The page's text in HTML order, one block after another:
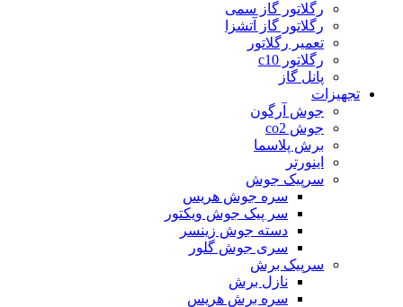
رگلاتور گاز سمی
رگلاتور گاز آتشزا
تعمیر رگلاتور
رگلاتور c10
پانل گاز
تجهیزات
جوش آرگون
جوش co2
برش پلاسما
اینورتر
سرپیک جوش
سره جوش هریس
سر پیک جوش ویکتور
دسته جوش زینسر
سری جوش گلور
سرپیک برش
نازل برش
سره برش هریس